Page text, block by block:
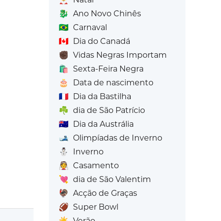
🐉 Ano Novo Chinês
🇧🇷 Carnaval
🇨🇦 Dia do Canadá
✊🏿 Vidas Negras Importam
🛍️
Sexta-Feira Negra
🎂
Data de nascimento
🇫🇷 Dia da Bastilha
☘️ dia de São Patrício
🇦🇺 Dia da Austrália
🎿 Olimpíadas de Inverno
⛄
Inverno
👰 Casamento
💘 dia de São Valentim
🦃 Acção de Graças
🏈 Super Bowl